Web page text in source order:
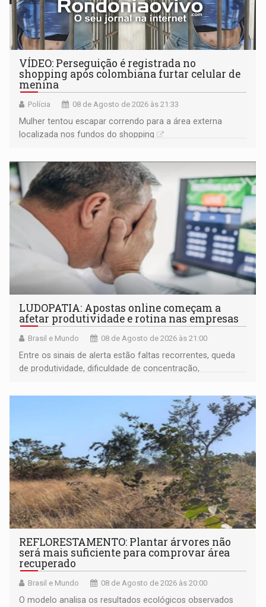
VÍDEO: Perseguição é registrada no
shopping após colombiana furtar celular de
menina
Polícia 08 de Agosto de 2026 às 21:33
Mulher tentou escapar correndo para a área externa
localizada nos fundos do shopping
LUDOPATIA: Apostas online começam a
afetar produtividade e rotina nas empresas
Brasil e Mundo 08 de Agosto de 2026 às 21:00
Entre os sinais de alerta estão faltas recorrentes, queda
de produtividade, dificuldade de concentração,
REFLORESTAMENTO: Plantar árvores não
será mais suficiente para comprovar área
recuperado
Brasil e Mundo 08 de Agosto de 2026 às 20:00
O modelo analisa os resultados ecológicos observados